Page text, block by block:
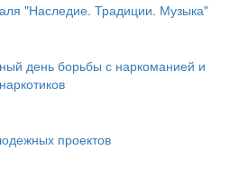
"Наследие. Традиции. Музыка"
день борьбы с наркоманией и
проектов